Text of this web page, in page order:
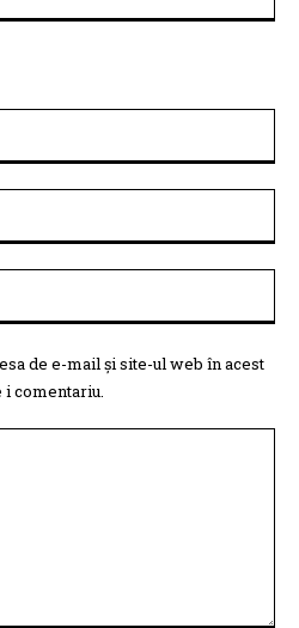
de e-mail și site-ul web în acest
comentariu.